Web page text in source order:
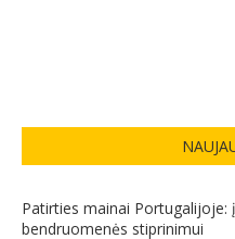
Patirties mainai Portugalijoje:
bendruomenės stiprinimui